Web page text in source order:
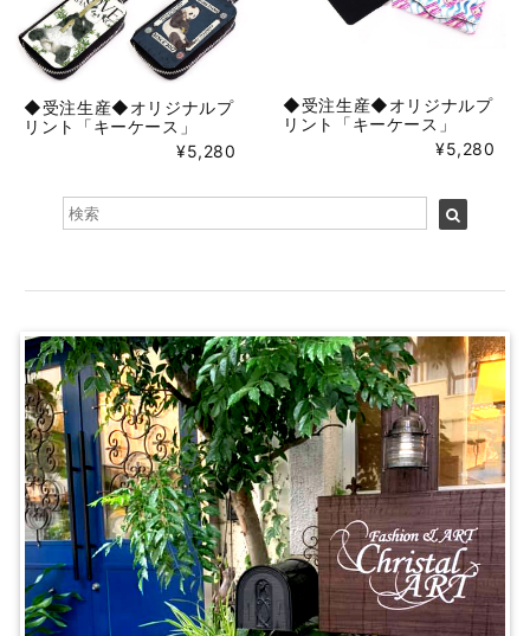
◆受注生産◆オリジナルプ
リント「キーケース」
¥5,280
◆受注生産◆オリジナルプ
リント「キーケース」
¥5,280